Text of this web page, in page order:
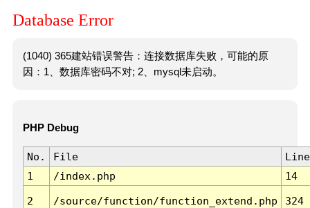
Database Error
(1040) 365建站错误警告：连接数据库失败，可能的原
因：1、数据库密码不对; 2、mysql未启动。
PHP Debug
No. File
Line
1
/index.php 14
2 /source/function/function_extend.php 324